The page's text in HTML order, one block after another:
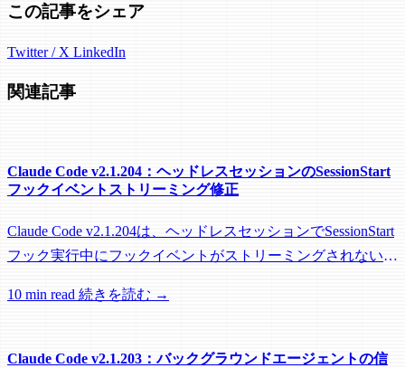
この記事をシェア
Twitter / X LinkedIn
関連記事
Claude Code v2.1.204：ヘッドレスセッションのSessionStart
フックイベントストリーミング修正
Claude Code v2.1.204は、ヘッドレスセッションでSessionStart
フック実行中にフックイベントがストリーミングされない問
収されるのを防ぐメンテナンスリリースです。
10 min read 続きを読む →
Claude Code v2.1.203：バックグラウンドエージェントの信